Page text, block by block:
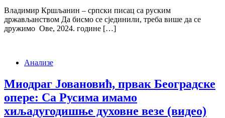
Владимир Кршљанин – српски писац са руским
држављанством Да бисмо се сјединили, треба више да се
дружимо Ове, 2024. године […]
Анализе
Миодраг Јовановић, првак Београдске
опере: Са Русима имамо
хиљадугодишње духовне везе (видео)